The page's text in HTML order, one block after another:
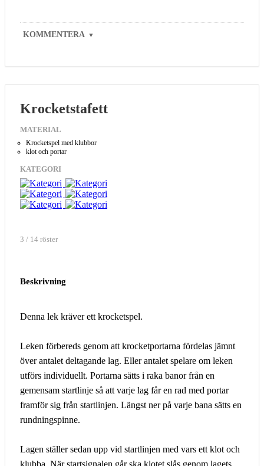
KOMMENTERA ▼
Krocketstafett
MATERIAL
Krocketspel med klubbor
klot och portar
KATEGORI
3 / 14 röster
Beskrivning
Denna lek kräver ett krocketspel.
Leken förbereds genom att krocketportarna fördelas jämnt
över antalet deltagande lag. Eller antalet spelare om leken
utförs individuellt. Portarna sätts i raka banor från en
gemensam startlinje så att varje lag får en rad med portar
framför sig från startlinjen. Längst ner på varje bana sätts en
rundningspinne.
Lagen ställer sedan upp vid startlinjen med vars ett klot och
klubba. När startsignalen går ska klotet slås genom lagets